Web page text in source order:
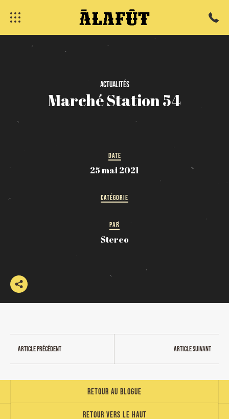
Actualités
MarchéStation54
DATE
25 mai 2021
CATÉGORIE
PAR
Stereo
Article précédent Article suivant
Retour vers le haut
Retour au blogue